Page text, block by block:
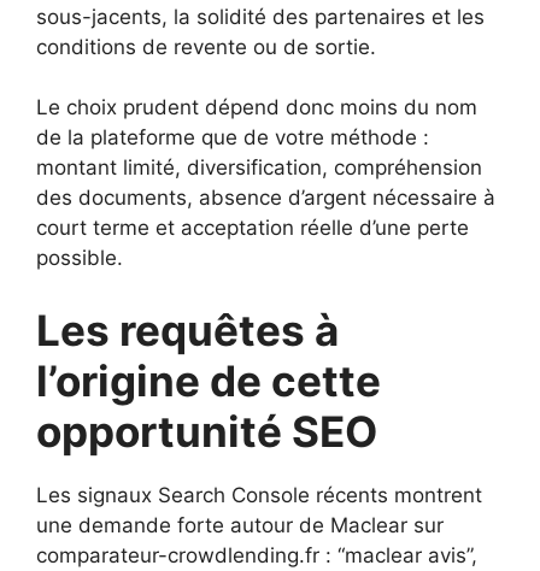
sous-jacents, la solidité des partenaires et les
conditions de revente ou de sortie.
Le choix prudent dépend donc moins du nom
de la plateforme que de votre méthode :
montant limité, diversification, compréhension
des documents, absence d’argent nécessaire à
court terme et acceptation réelle d’une perte
possible.
Les requêtes à
l’origine de cette
opportunité SEO
Les signaux Search Console récents montrent
une demande forte autour de Maclear sur
comparateur-crowdlending.fr : “maclear avis”,